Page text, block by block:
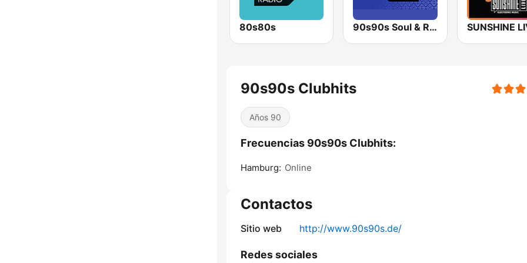
80s80s 90s90s Soul & R&B SUNSHINE
90s90s Clubhits
Años 90
Frecuencias 90s90s Clubhits:
Hamburg: Online
Contactos
Sitio web http://www.90s90s.de/
Redes sociales